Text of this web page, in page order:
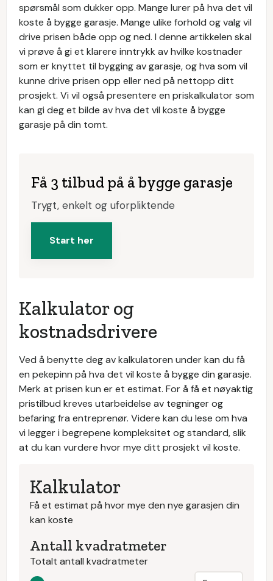
spørsmål som dukker opp. Mange lurer på hva det vil
koste å bygge garasje. Mange ulike forhold og valg vil
drive prisen både opp og ned. I denne artikkelen skal
vi prøve å gi et klarere inntrykk av hvilke kostnader
som er knyttet til bygging av garasje, og hva som vil
kunne drive prisen opp eller ned på nettopp ditt
prosjekt. Vi vil også presentere en priskalkulator som
kan gi deg et bilde av hva det vil koste å bygge
garasje på din tomt.
Få 3 tilbud på å bygge garasje
Trygt, enkelt og uforpliktende
Start her
Kalkulator og
kostnadsdrivere
Ved å benytte deg av kalkulatoren under kan du få
en pekepinn på hva det vil koste å bygge din garasje.
Merk at prisen kun er et estimat. For å få et nøyaktig
pristilbud kreves utarbeidelse av tegninger og
befaring fra entreprenør. Videre kan du lese om hva
vi legger i begrepene kompleksitet og standard, slik
at du kan vurdere hvor mye ditt prosjekt vil koste.
Kalkulator
Få et estimat på hvor mye den nye garasjen din
kan koste
Antall kvadratmeter
Totalt antall kvadratmeter